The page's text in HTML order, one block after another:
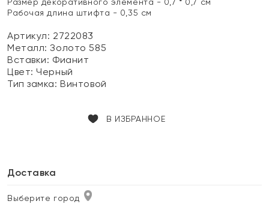
Рабочая длина штифта - 0,35 см
Артикул: 2722083
Металл:Золото 585
Вставки: Фианит
Цвет:Черный
Тип замка:Винтовой
В ИЗБРАННОЕ
Доставка
Выберите город